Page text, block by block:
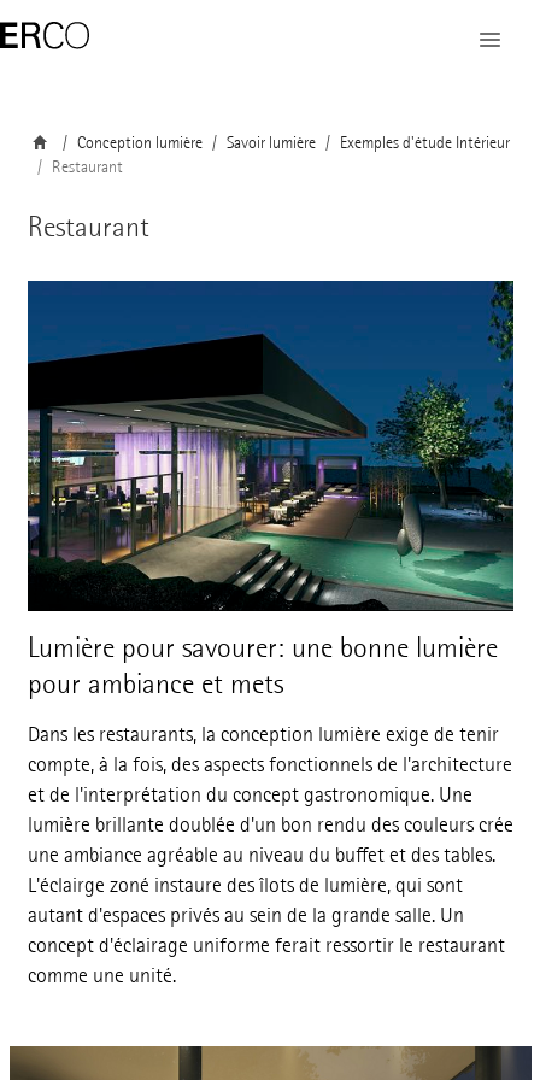
Conception lumière Savoir lumière
Exemples d'étude Intérieur
Restaurant
Restaurant
Lumière pour savourer: une bonne lumière
pour ambiance et mets
Dans les restaurants, la conception lumière exige de tenir
compte, à la fois, des aspects fonctionnels de l'architecture
et de l'interprétation du concept gastronomique. Une
lumière brillante doublée d'un bon rendu des couleurs crée
une ambiance agréable au niveau du buffet et des tables.
L'éclairge zoné instaure des îlots de lumière, qui sont
autant d'espaces privés au sein de la grande salle. Un
concept d'éclairage uniforme ferait ressortir le restaurant
comme une unité.